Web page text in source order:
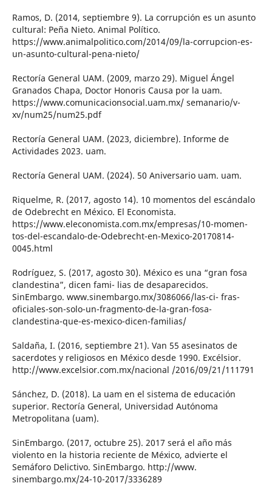
Ramos, D. (2014, septiembre 9). La corrupción es un asunto
cultural: Peña Nieto. Animal Político.
https://www.animalpolitico.com/2014/09/la-corrupcion-es-
un-asunto-cultural-pena-nieto/
Rectoría General UAM. (2009, marzo 29). Miguel Ángel
Granados Chapa, Doctor Honoris Causa por la uam.
https://www.comunicacionsocial.uam.mx/ semanario/v-
xv/num25/num25.pdf
Rectoría General UAM. (2023, diciembre). Informe de
Actividades 2023. uam.
Rectoría General UAM. (2024). 50 Aniversario uam. uam.
Riquelme, R. (2017, agosto 14). 10 momentos del escándalo
de Odebrecht en México. El Economista.
https://www.eleconomista.com.mx/empresas/10-momen-
tos-del-escandalo-de-Odebrecht-en-Mexico-20170814-
0045.html
Rodríguez, S. (2017, agosto 30). México es una “gran fosa
clandestina”, dicen fami- lias de desaparecidos.
SinEmbargo. www.sinembargo.mx/3086066/las-ci- fras-
oficiales-son-solo-un-fragmento-de-la-gran-fosa-
clandestina-que-es-mexico-dicen-familias/
Saldaña, I. (2016, septiembre 21). Van 55 asesinatos de
sacerdotes y religiosos en México desde 1990. Excélsior.
http://www.excelsior.com.mx/nacional /2016/09/21/111791
Sánchez, D. (2018). La uam en el sistema de educación
superior. Rectoría General, Universidad Autónoma
Metropolitana (uam).
SinEmbargo. (2017, octubre 25). 2017 será el año más
violento en la historia reciente de México, advierte el
Semáforo Delictivo. SinEmbargo. http://www.
sinembargo.mx/24-10-2017/3336289